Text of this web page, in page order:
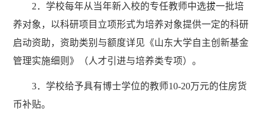
2．学校每年从当年新入校的专任教师中选拔一批培
养对象，以科研项目立项形式为培养对象提供一定的科研
启动资助，资助类别与额度详见《山东大学自主创新基金
管理实施细则》（人才引进与培养类专项）。
3．学校给予具有博士学位的教师10-20万元的住房货
币补贴。